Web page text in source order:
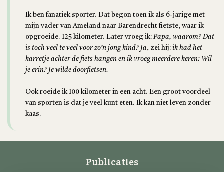
Ik ben fanatiek sporter. Dat begon toen ik als 6-jarige met
mijn vader van Ameland naar Barendrecht fietste, waar ik
opgroeide. 125 kilometer. Later vroeg ik: Papa, waarom? Dat
is toch veel te veel voor zo’n jong kind? Ja, zei hij: ik had het
karretje achter de fiets hangen en ik vroeg meerdere keren: Wil
je erin? Je wilde doorfietsen.
Ook roeide ik 100 kilometer in een acht. Een groot voordeel
van sporten is dat je veel kunt eten. Ik kan niet leven zonder
kaas.
Publicaties